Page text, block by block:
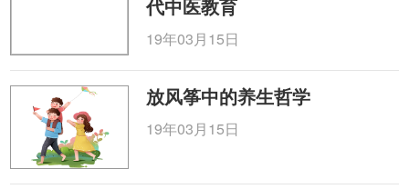
代中医教育
19年03月15日
放风筝中的养生哲学
19年03月15日